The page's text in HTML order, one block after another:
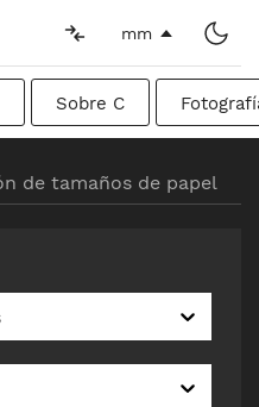
mm
Sobre C
de tamaños de papel